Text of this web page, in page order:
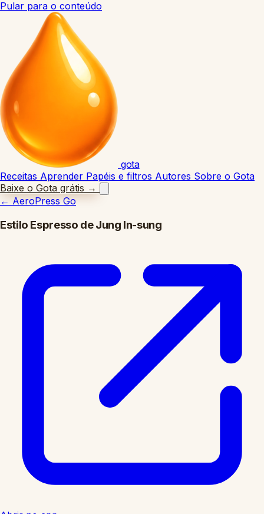
Pular para o conteúdo
gota
Receitas Aprender Papéis e filtros Autores Sobre o Gota
Baixe o Gota grátis →
← AeroPress Go
Estilo Espresso de Jung In-sung